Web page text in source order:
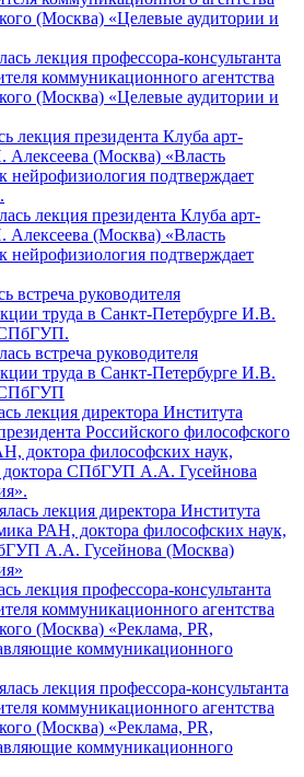
лекция профессора-консультанта
коммуникационного агентства
(Москва) «Целевые аудитории и
лекция президента Клуба арт-
Алексеева (Москва) «Власть
нейрофизиология подтверждает
встреча руководителя
труда в Санкт-Петербурге И.В.
СПбГУП
лекция директора Института
РАН, доктора философских наук,
А.А. Гусейнова (Москва)
лекция профессора-консультанта
коммуникационного агентства
(Москва) «Реклама, PR,
коммуникационного